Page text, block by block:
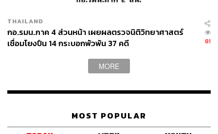
THAILAND
กอ.รมน.ภาค 4 ส่วนหน้า เผยผลตรวจนิติวิทยาศาสตร์
เชื่อมโยงปืน 14 กระบอกพัวพัน 37 คดี
81
MORE
MOST POPULAR